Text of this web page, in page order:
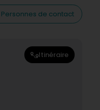
Personnes de contact
Itinéraire